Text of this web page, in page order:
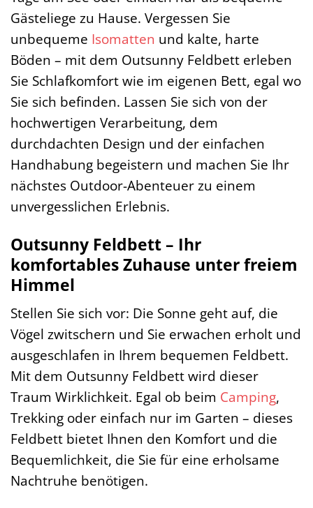
Gästeliege zu Hause. Vergessen Sie
unbequeme Isomatten und kalte, harte
Böden – mit dem Outsunny Feldbett erleben
Sie Schlafkomfort wie im eigenen Bett, egal wo
Sie sich befinden. Lassen Sie sich von der
hochwertigen Verarbeitung, dem
durchdachten Design und der einfachen
Handhabung begeistern und machen Sie Ihr
nächstes Outdoor-Abenteuer zu einem
unvergesslichen Erlebnis.
Outsunny Feldbett – Ihr
komfortables Zuhause unter freiem
Himmel
Stellen Sie sich vor: Die Sonne geht auf, die
Vögel zwitschern und Sie erwachen erholt und
ausgeschlafen in Ihrem bequemen Feldbett.
Mit dem Outsunny Feldbett wird dieser
Traum Wirklichkeit. Egal ob beim Camping,
Trekking oder einfach nur im Garten – dieses
Feldbett bietet Ihnen den Komfort und die
Bequemlichkeit, die Sie für eine erholsame
Nachtruhe benötigen.